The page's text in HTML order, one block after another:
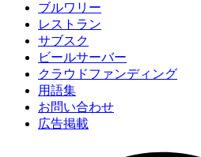
ブルワリー
レストラン
サブスク
ビールサーバー
クラウドファンディング
用語集
お問い合わせ
広告掲載